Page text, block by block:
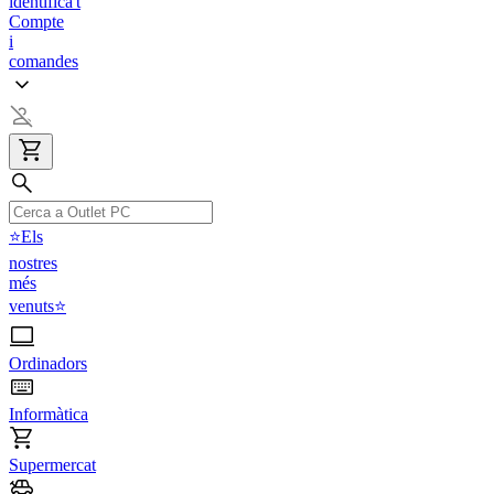
Compte
i
comandes
⭐Els
nostres
més
venuts⭐
Ordinadors
Informàtica
Supermercat